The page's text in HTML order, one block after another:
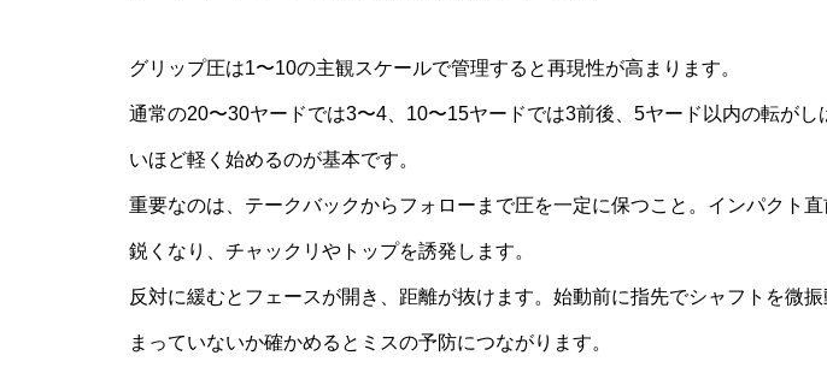
グリップ圧は1〜10の主観スケールで管理すると再現性が高まります。
通常の20〜30ヤードでは3〜4、10〜15ヤードでは3前後、5ヤード以内の転がし
いほど軽く始めるのが基本です。
重要なのは、テークバックからフォローまで圧を一定に保つこと。インパクト
鋭くなり、チャックリやトップを誘発します。
反対に緩むとフェースが開き、距離が抜けます。始動前に指先でシャフトを微
まっていないか確かめるとミスの予防につながります。